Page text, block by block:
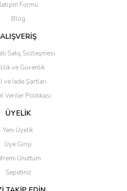
Formu
Blog
ALIŞVERİŞ
Satış Sözleşmesi
ve Güvenlik
ve İade Şartları
Veriler Politikası
ÜYELİK
Yeni Üyelik
Üye Girişi
Unuttum
Sepetiniz